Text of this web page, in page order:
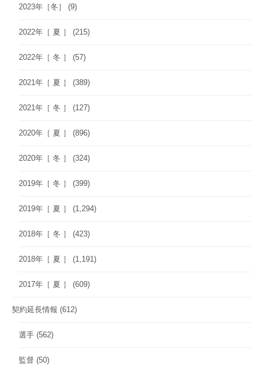
2023年［冬］ (9)
2022年［ 夏 ］ (215)
2022年［ 冬 ］ (57)
2021年［ 夏 ］ (389)
2021年［ 冬 ］ (127)
2020年［ 夏 ］ (896)
2020年［ 冬 ］ (324)
2019年［ 冬 ］ (399)
2019年［ 夏 ］ (1,294)
2018年［ 冬 ］ (423)
2018年［ 夏 ］ (1,191)
2017年［ 夏 ］ (609)
契約延長情報 (612)
選手 (562)
監督 (50)